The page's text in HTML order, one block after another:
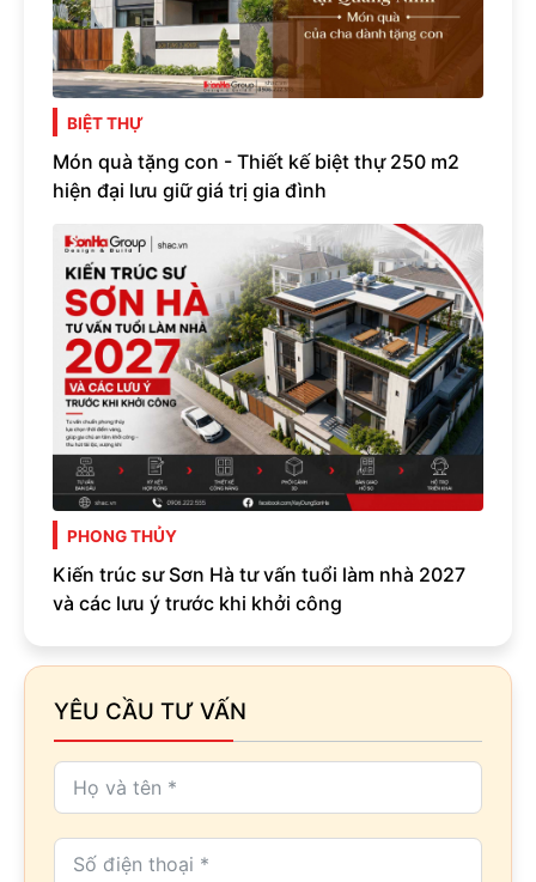
BIỆT THỰ
Món quà tặng con - Thiết kế biệt thự 250 m2
hiện đại lưu giữ giá trị gia đình
PHONG THỦY
Kiến trúc sư Sơn Hà tư vấn tuổi làm nhà 2027
và các lưu ý trước khi khởi công
YÊU CẦU TƯ VẤN